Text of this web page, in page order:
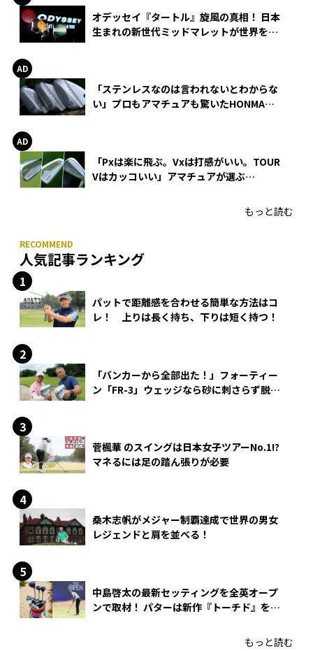
オデッセイ『タートル』旋風の真相！ 日本
生まれの新世代ミッドマレットが世界を席
「ステンレスなのは言われないとわからな
い」プロもアマチュアも驚いたHONMA
「Pxは楽に飛ぶ。Vxは打感がいい。TOUR
Vはカッコいい」アマチュアが選ぶ
もっと読む
人気記事ランキング
パットで距離感を合わせる簡単な方法はコ
レ！ 上りは長く持ち、下りは短く持つ！
「バンカーから全部出た！」フォーティー
ン「FR-3」ウェッジなら砂に刺さらず脱出
菅楓華 のスイングは日本女子ツアーNo.1!?
マネるには足の踏ん張りが必要
桑木志帆がメジャー制覇達成で世界の男女
レジェンドと肩を並べる！
中島啓太の最新セッティングを全英オープ
ンで取材！ パターは新作『トーチド』を投
もっと読む